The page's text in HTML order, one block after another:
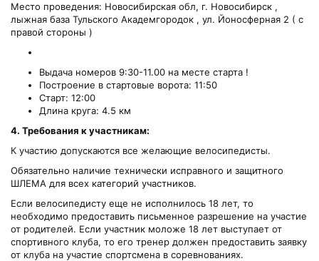
Место проведения: Новосибирская обл, г. Новосибирск ,
лыжная база Тульского Академгородок , ул. Йоносферная 2 ( с
правой стороны )
Выдача номеров 9:30-11.00 на месте старта !
Построение в стартовые ворота: 11:50
Cтарт: 12:00
Длина круга: 4.5 км
4. Требования к участникам:
К участию допускаются все желающие велосипедисты.
Обязательно наличие технически исправного и защитного
ШЛЕМА для всех категорий участников.
Если велосипедисту еще не исполнилось 18 лет, то
необходимо предоставить письменное разрешение на участие
от родителей. Если участник моложе 18 лет выступает от
спортивного клуба, то его тренер должен предоставить заявку
от клуба на участие спортсмена в соревнованиях.